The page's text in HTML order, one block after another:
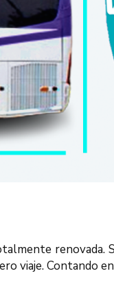
renovada.
viaje. Contando